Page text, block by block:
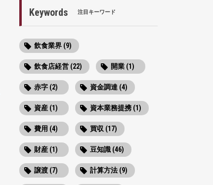
Keywords 注目キーワード
飲食業界 (9)
飲食店経営 (22) 開業 (1)
赤字 (2) 資金調達 (4)
資産 (1) 資本業務提携 (1)
費用 (4) 買収 (17)
財産 (1) 豆知識 (46)
譲渡 (7) 計算方法 (9)